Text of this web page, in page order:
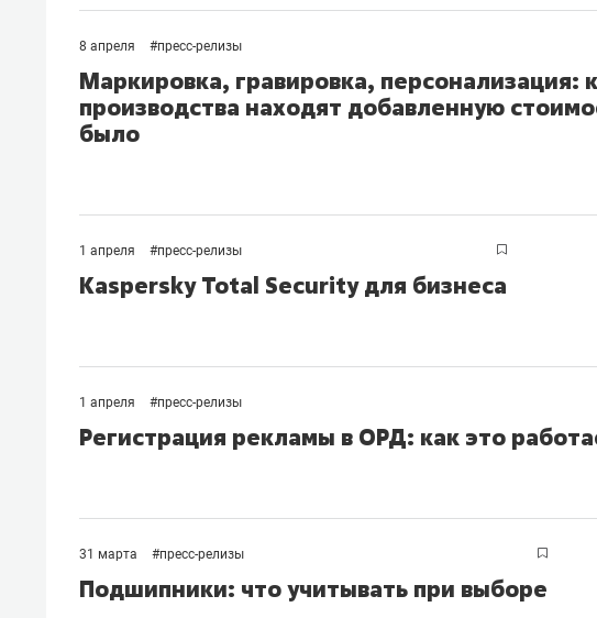
8 апреля #пресс-релизы
Маркировка, гравировка, персонализация:
производства находят добавленную
было
1 апреля #пресс-релизы
Kaspersky Total Security для бизнеса
1 апреля #пресс-релизы
Регистрация рекламы в ОРД: как это
31 марта #пресс-релизы
Подшипники: что учитывать при выборе